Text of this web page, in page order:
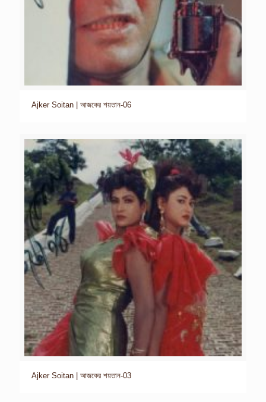
Ajker Soitan | আজকের শয়তান-06
Ajker Soitan | আজকের শয়তান-03